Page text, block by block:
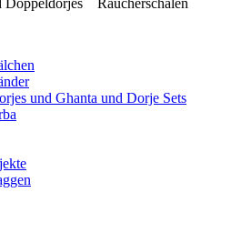
Doppeldorjes Räucherschalen
und Ghanta und Dorje Sets